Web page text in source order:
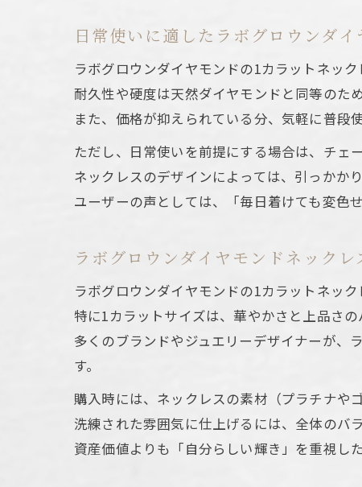
日常使いに適したラボグロウンダイ
ラボグロウンダイヤモンドの1カラットネッ
耐久性や硬度は天然ダイヤモンドと同等のた
また、価格が抑えられている分、気軽に普段
ただし、日常使いを前提にする場合は、チェ
ネックレスのデザインによっては、引っかか
ユーザーの声としては、「毎日着けても変色
ラボグロウンダイヤモンドネック
ラボグロウンダイヤモンドの1カラットネッ
特に1カラットサイズは、華やかさと上品さ
多くのブランドやジュエリーデザイナーが、
す。
購入時には、ネックレスの素材（プラチナや
洗練された雰囲気に仕上げるには、全体のバ
資産価値よりも「自分らしい輝き」を重視し